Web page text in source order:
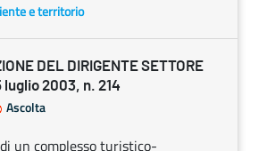
e territorio
DEL DIRIGENTE SETTORE
luglio 2003, n. 214
Ascolta
un complesso turistico-